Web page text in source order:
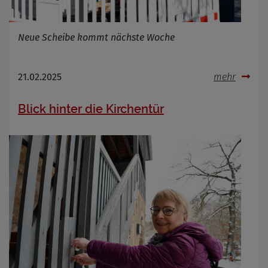
Neue Scheibe kommt nächste Woche
21.02.2025 mehr
Blick hinter die Kirchentür